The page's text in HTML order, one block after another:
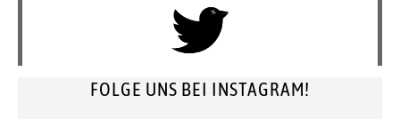
FOLGE UNS BEI INSTAGRAM!